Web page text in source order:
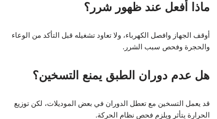
ماذا أفعل عند ظهور شرر؟
أوقف الجهاز وافصل الكهرباء، ولا تعاود تشغيله قبل التأكد من الوعاء
والحجرة وفحص سبب الشرر.
هل عدم دوران الطبق يمنع التسخين؟
قد يعمل التسخين مع تعطل الدوران في بعض الموديلات، لكن توزيع
الحرارة يتأثر ويلزم فحص نظام الحركة.